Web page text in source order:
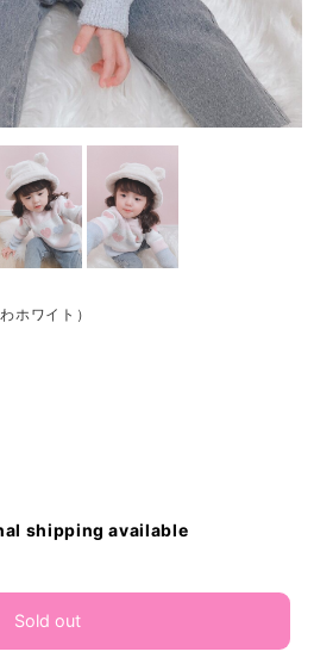
ホワイト）
shipping available
Sold out